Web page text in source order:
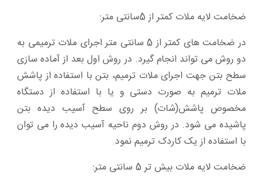
ضخامت لایه ملات کمتر از 5سانتی متر:
در ضخامت های کمتر از 5 سانتی متر اجرای ملات ترمیمی به
دو روش می تواند انجام گیرد. در روش اول بعد از آماده سازی
سطح بتن جهت اجرای ملات ترمیم، بتن با استفاده از پاشش
ملات ترمیم به صورت دستی و یا با استفاده از دستگاه
مخصوص پاشش(شات) بر روی سطح آسیب دیده بتن
پاشیده می شود. در روش دوم ناحیه آسیب دیده را می توان
با استفاده از یک کاردک ترمیم نمود.
ضخامت لایه ملات بیش تر 5 سانتی متر: